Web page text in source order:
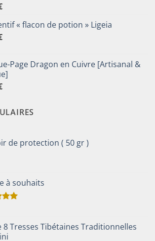
« flacon de potion » Ligeia
Page Dragon en Cuivre [Artisanal &
de protection ( 50 gr )
à souhaits
8 Tresses Tibétaines Traditionnelles